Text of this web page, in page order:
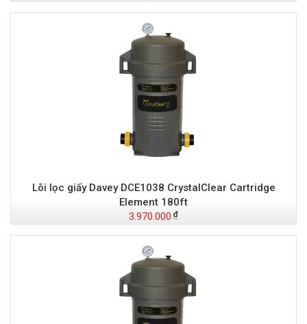
Lõi lọc giấy Davey DCE1038 CrystalClear Cartridge
Element 180ft
3.970.000